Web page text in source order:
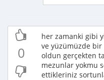
0
her zamanki gibi
ve yüzümüzde bir
oldun gerçekten
mezunlar yokmu
ettikleriniz